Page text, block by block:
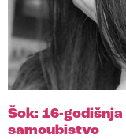
Šok: 16-
samoubistvo